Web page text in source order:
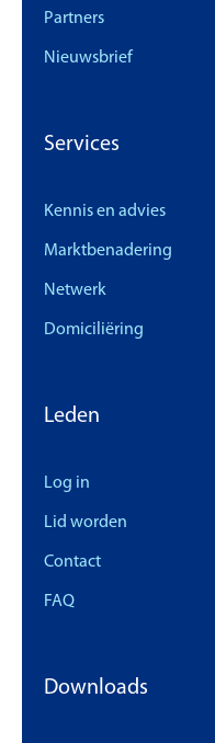
Partners
Nieuwsbrief
Services
Kennis en advies
Marktbenadering
Netwerk
Domiciliëring
Leden
Log in
Lid worden
Contact
FAQ
Downloads